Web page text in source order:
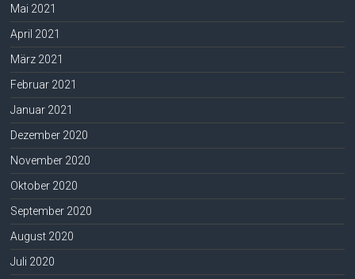
Mai 2021
April 2021
März 2021
Februar 2021
Januar 2021
Dezember 2020
November 2020
Oktober 2020
September 2020
August 2020
Juli 2020